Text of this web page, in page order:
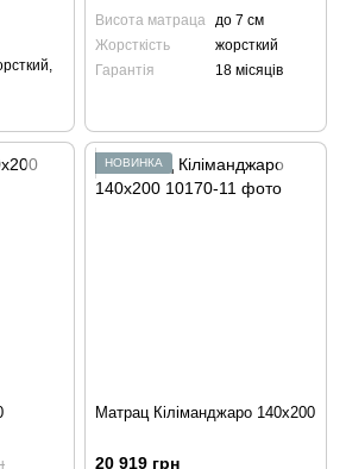
Висота матраца
до 7 см
Жорсткість
жорсткий
Гарантія
18 місяців
НОВИНКА
Матрац Кіліманджаро 140x200
20 919 грн